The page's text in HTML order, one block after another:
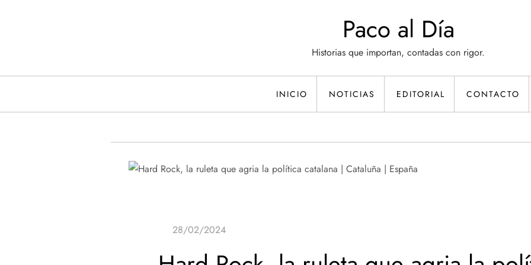
Paco al Día
Historias que importan, contadas con rigor.
INICIO NOTICIAS EDITORIAL CONTACTO